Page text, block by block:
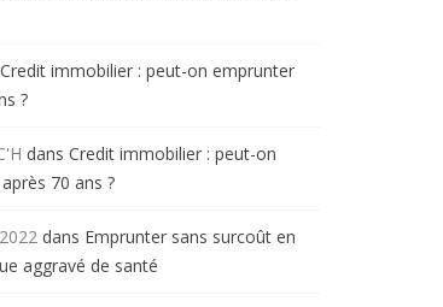
Credit immobilier : peut-on emprunter
?
dans Credit immobilier : peut-on
70 ans ?
dans Emprunter sans surcoût en
aggravé de santé